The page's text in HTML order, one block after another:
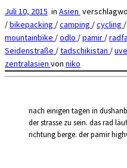
nach einigen tagen in
der strasse zu sein. das rad
richtung berge. der pamir
Juli 10, 2015 in Asien
/bikepacking /camping /cycling /
mountainbike /odlo /pamir /
Seidenstraße /tadschikistan /
zentralasien von niko